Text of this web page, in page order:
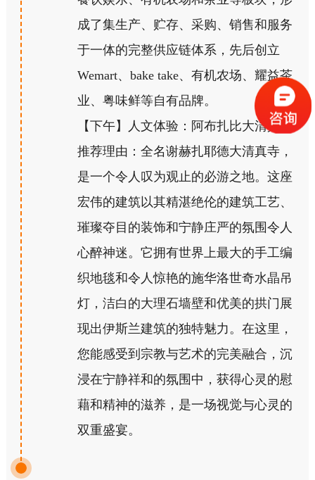
成了集生产、贮存、采购、销售和服务
于一体的完整供应链体系，先后创立
Wemart、bake take、有机农场、耀益茶
业、粤味鲜等自有品牌。
【下午】人文体验：阿布扎比大清真寺
推荐理由：全名谢赫扎耶德大清真寺，
是一个令人叹为观止的必游之地。这座
宏伟的建筑以其精湛绝伦的建筑工艺、
璀璨夺目的装饰和宁静庄严的氛围令人
心醉神迷。它拥有世界上最大的手工编
织地毯和令人惊艳的施华洛世奇水晶吊
灯，洁白的大理石墙壁和优美的拱门展
现出伊斯兰建筑的独特魅力。在这里，
您能感受到宗教与艺术的完美融合，沉
浸在宁静祥和的氛围中，获得心灵的慰
藉和精神的滋养，是一场视觉与心灵的
双重盛宴。